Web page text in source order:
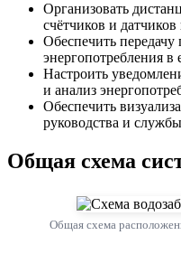
Организовать
счётчиков и датчиков
Обеспечить передачу
энергопотребления
Настроить
и анализ
Обеспечить
руководства и
Общая схема
Общая схема